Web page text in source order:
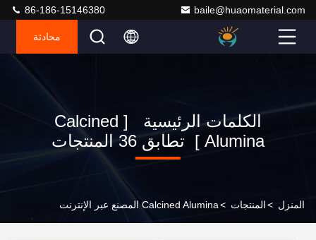
baile@huaomaterial.com
86-186-15146380
محادثة
الكلمات الرئيسية [ Calcined
Alumina ] تطابق 36 المنتجات
المنزل >المنتجات >Calcined Alumina المصنع عبر الإنترنت